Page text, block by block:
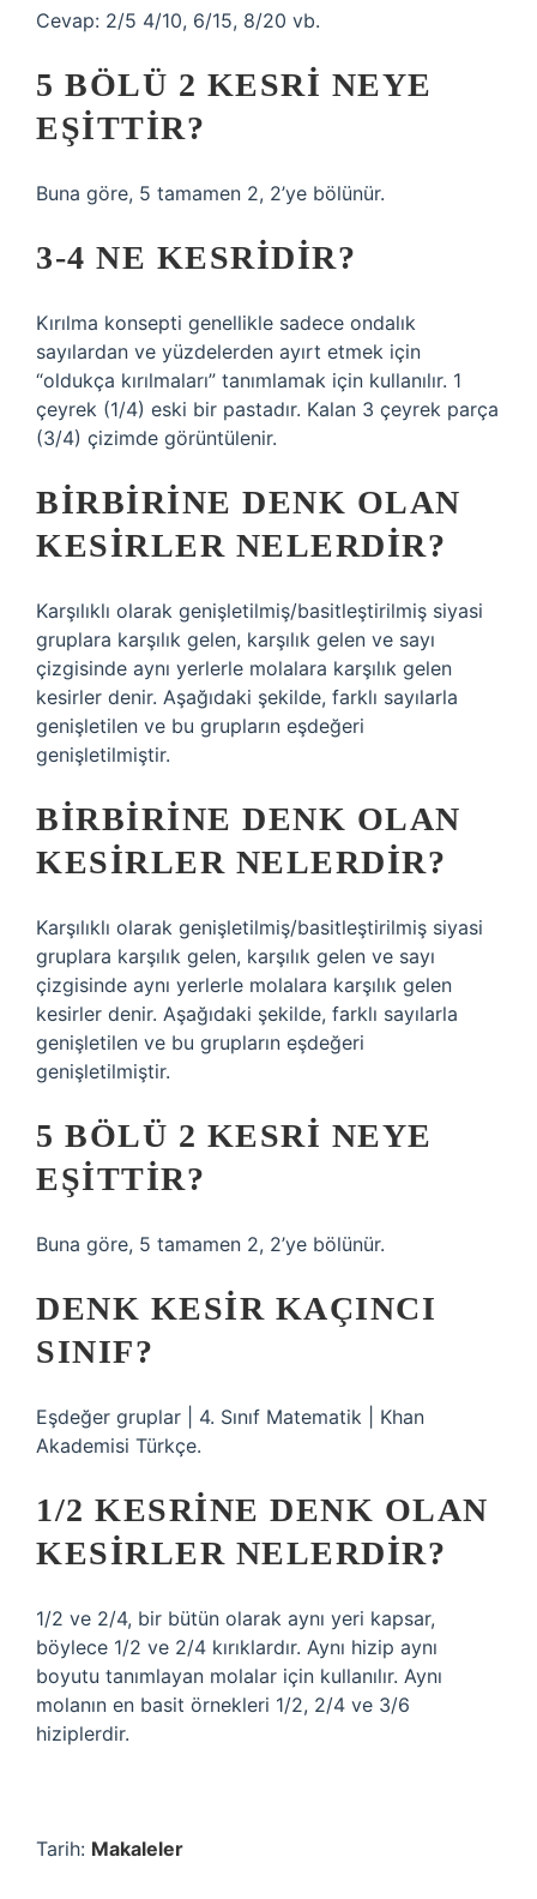
Cevap: 2/5 4/10, 6/15, 8/20 vb.
5 BÖLÜ 2 KESRI NEYE
EŞITTIR?
Buna göre, 5 tamamen 2, 2’ye bölünür.
3-4 NE KESRIDIR?
Kırılma konsepti genellikle sadece ondalık
sayılardan ve yüzdelerden ayırt etmek için
“oldukça kırılmaları” tanımlamak için kullanılır. 1
çeyrek (1/4) eski bir pastadır. Kalan 3 çeyrek parça
(3/4) çizimde görüntülenir.
BIRBIRINE DENK OLAN
KESIRLER NELERDIR?
Karşılıklı olarak genişletilmiş/basitleştirilmiş siyasi
gruplara karşılık gelen, karşılık gelen ve sayı
çizgisinde aynı yerlerle molalara karşılık gelen
kesirler denir. Aşağıdaki şekilde, farklı sayılarla
genişletilen ve bu grupların eşdeğeri
genişletilmiştir.
BIRBIRINE DENK OLAN
KESIRLER NELERDIR?
Karşılıklı olarak genişletilmiş/basitleştirilmiş siyasi
gruplara karşılık gelen, karşılık gelen ve sayı
çizgisinde aynı yerlerle molalara karşılık gelen
kesirler denir. Aşağıdaki şekilde, farklı sayılarla
genişletilen ve bu grupların eşdeğeri
genişletilmiştir.
5 BÖLÜ 2 KESRI NEYE
EŞITTIR?
Buna göre, 5 tamamen 2, 2’ye bölünür.
DENK KESIR KAÇINCI
SINIF?
Eşdeğer gruplar | 4. Sınıf Matematik | Khan
Akademisi Türkçe.
1/2 KESRINE DENK OLAN
KESIRLER NELERDIR?
1/2 ve 2/4, bir bütün olarak aynı yeri kapsar,
böylece 1/2 ve 2/4 kırıklardır. Aynı hizip aynı
boyutu tanımlayan molalar için kullanılır. Aynı
molanın en basit örnekleri 1/2, 2/4 ve 3/6
hiziplerdir.
Tarih: Makaleler